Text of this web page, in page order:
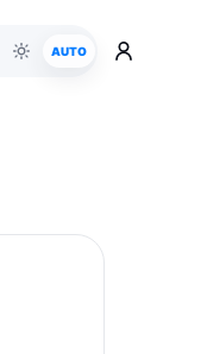
AUTO